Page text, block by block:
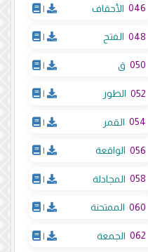
046 الأحقاف |
048 الفتح |
050 ق |
052 الطور |
054 القمر |
056 الواقعة |
058 المجادلة |
060 الممتحنة |
062 الجمعة |